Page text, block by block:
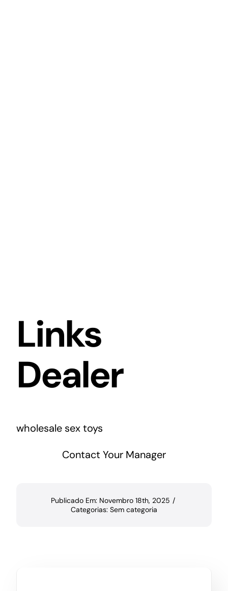
Links
Dealer
wholesale sex toys
Contact Your Manager
Publicado Em: Novembro 18th, 2025 /
Categorias: Sem categoria